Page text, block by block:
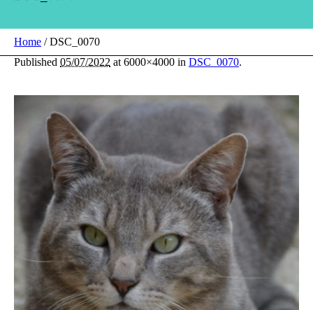
Home /DSC_0070
Published 05/07/2022 at 6000×4000 in DSC_0070.